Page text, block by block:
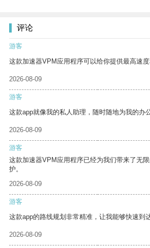
评论
游客
这款加速器VPM应用程序可以给你提供最高速度
2026-08-09
游客
这款app就像我的私人助理，随时随地为我的办
2026-08-09
游客
这款加速器VPM应用程序已经为我们带来了无
护。
2026-08-09
游客
这款app的路线规划非常精准，让我能够快速到
2026-08-09